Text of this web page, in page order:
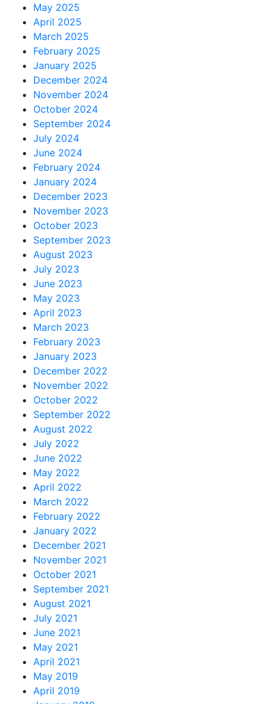
May 2025
April 2025
March 2025
February 2025
January 2025
December 2024
November 2024
October 2024
September 2024
July 2024
June 2024
February 2024
January 2024
December 2023
November 2023
October 2023
September 2023
August 2023
July 2023
June 2023
May 2023
April 2023
March 2023
February 2023
January 2023
December 2022
November 2022
October 2022
September 2022
August 2022
July 2022
June 2022
May 2022
April 2022
March 2022
February 2022
January 2022
December 2021
November 2021
October 2021
September 2021
August 2021
July 2021
June 2021
May 2021
April 2021
May 2019
April 2019